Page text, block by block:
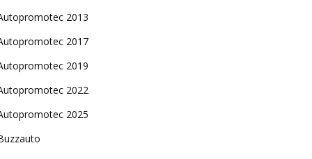
2013
2017
2019
2022
2025